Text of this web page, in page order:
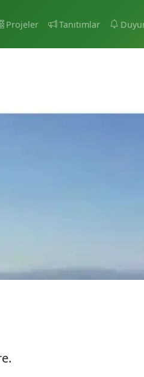
Projeler Tanıtımlar